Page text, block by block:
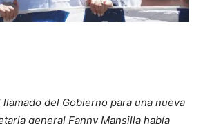
del Gobierno para una nueva
general Fanny Mansilla había